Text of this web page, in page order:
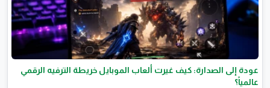
عودة إلى الصدارة: كيف غيرت ألعاب الموبايل خريطة الترفيه الرقمي
عالمياً؟